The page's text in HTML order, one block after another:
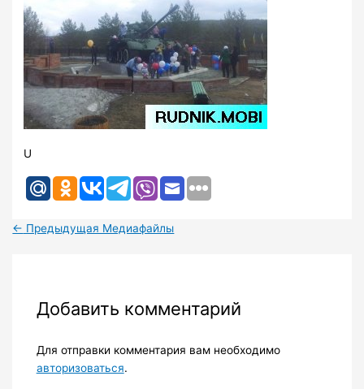
U
← Предыдущая Медиафайлы
Добавить комментарий
Для отправки комментария вам необходимо
авторизоваться.